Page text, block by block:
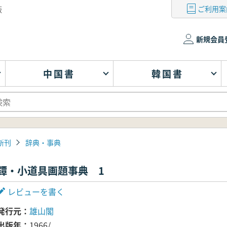
ご利用
新規会員
中国書 韓国書
刊 辞典・事典
・小道具画題事典 1
レビューを書く
行元
雄山閣